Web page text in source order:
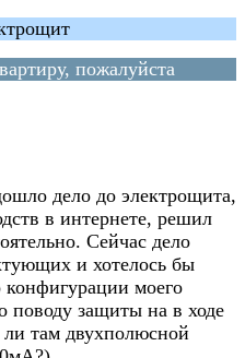
пожалуйста
дело до электрощита,
в интернете, решил
Сейчас дело
и хотелось бы
моего
поводу защиты на в ходе
там двухполюсной